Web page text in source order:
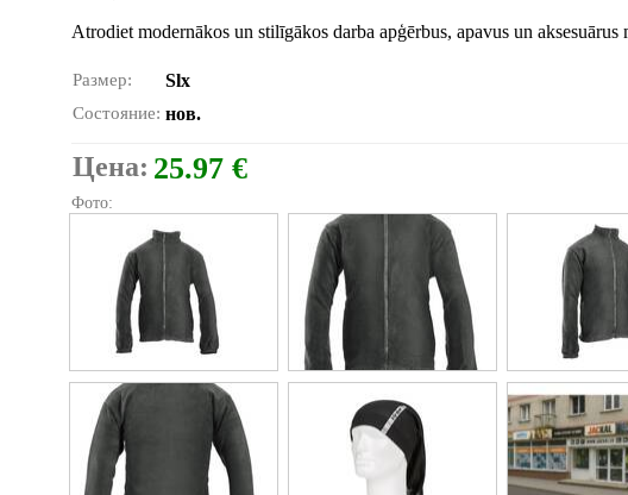
Atrodiet modernākos un stilīgākos darba apģērbus, apavus un aksesuārus
Размер: Slx
Состояние: нов.
Цена: 25.97 €
Фото: